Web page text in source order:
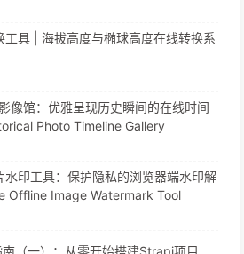
工具 | 海拔高度与椭球高度在线转换系
像馆：优雅呈现历史瞬间的在线时间
Photo Timeline Gallery
水印工具：保护隐私的浏览器端水印解
Offline Image Watermark Tool